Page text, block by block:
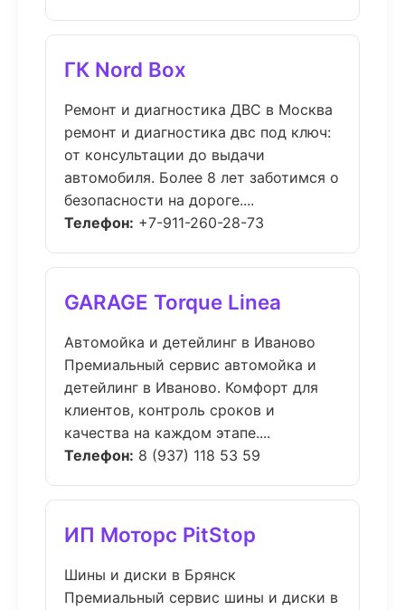
ГК Nord Box
Ремонт и диагностика ДВС в Москва
ремонт и диагностика двс под ключ:
от консультации до выдачи
автомобиля. Более 8 лет заботимся о
безопасности на дороге....
Телефон: +7-911-260-28-73
GARAGE Torque Linea
Автомойка и детейлинг в Иваново
Премиальный сервис автомойка и
детейлинг в Иваново. Комфорт для
клиентов, контроль сроков и
качества на каждом этапе....
Телефон: 8 (937) 118 53 59
ИП Моторс PitStop
Шины и диски в Брянск
Премиальный сервис шины и диски в